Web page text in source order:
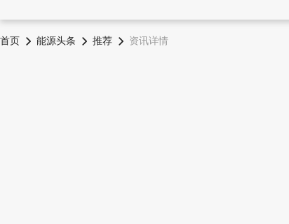
首页 能源头条 推荐 资讯详情